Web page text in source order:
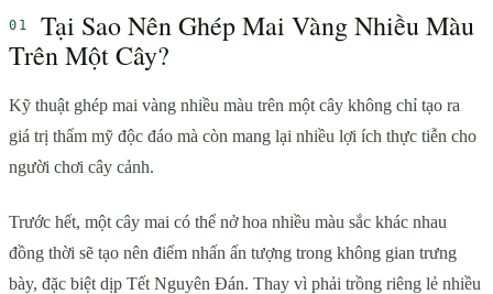
Tại Sao Nên Ghép Mai Vàng Nhiều Màu
Trên Một Cây?
Kỹ thuật ghép mai vàng nhiều màu trên một cây không chỉ tạo ra
giá trị thẩm mỹ độc đáo mà còn mang lại nhiều lợi ích thực tiễn cho
người chơi cây cảnh.
Trước hết, một cây mai có thể nở hoa nhiều màu sắc khác nhau
đồng thời sẽ tạo nên điểm nhấn ấn tượng trong không gian trưng
bày, đặc biệt dịp Tết Nguyên Đán. Thay vì phải trồng riêng lẻ nhiều